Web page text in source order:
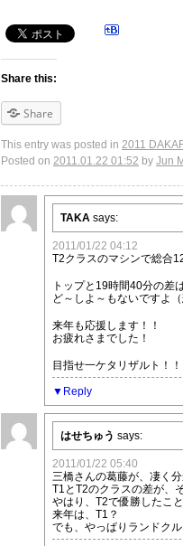
Share this:
Share
This entry was posted in 2011
Posted on 2011.01.22 01:52 by Jun
TAKA says:
2011/01/22 04:12
T2クラスのマシンで総合
トップと19時間40分の差
ど～しよ～もないですよ（
来年も応援します！！
お疲れさまでした！
目指せ一ケタリザルト！！
Reply
はせちゅう says:
2011/01/22 05:40
三橋さんの葛藤が、凄く分
T1とT2のクラスの差が、
やはり、T2で優勝したこ
来年は、T1？
でも、やっぱりランドク